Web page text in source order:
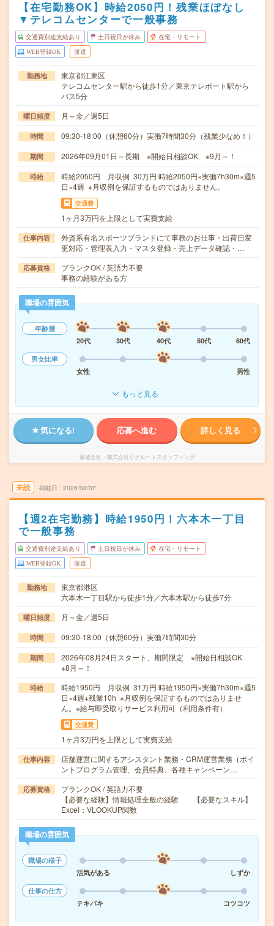
【在宅勤務OK】時給2050円！残業ほぼなし
▼テレコムセンターで一般事務
交通費別途支給あり 土日祝日が休み 在宅・リモート
WEB登録OK 派遣
勤務地
東京都江東区
テレコムセンター駅から徒歩1分／東京テレポート駅から
バス5分
曜日頻度 月～金／週5日
時間 09:30-18:00（休憩60分）実働7時間30分（残業少なめ！）
期間 2026年09月01日～長期 ※開始日相談OK ※9月～！
時給
時給2050円 月収例 30万円 時給2050円×実働7h30m×週5
日×4週 ※月収例を保証するものではありません。
交通費
1ヶ月3万円を上限として実費支給
仕事内容
外資系有名スポーツブランドにて事務のお仕事・出荷日変
更対応・管理表入力・マスタ登録・売上データ確認・…
応募資格
ブランクOK / 英語力不要
事務の経験がある方
職場の雰囲気
年齢層
20代
30代 40代 50代
60代
男女比率
女性
男性
もっと見る
気になる! 応募へ進む 詳しく見る
派遣会社 株式会社リクルートスタッフィング
未読 掲載日 2026/08/07
【週2在宅勤務】時給1950円！六本木一丁目
で一般事務
交通費別途支給あり 土日祝日が休み 在宅・リモート
WEB登録OK 派遣
勤務地
東京都港区
六本木一丁目駅から徒歩1分／六本木駅から徒歩7分
曜日頻度 月～金／週5日
時間 09:30-18:00（休憩60分）実働7時間30分
期間
2026年08月24日スタート、期間限定 ※開始日相談OK
※8月～！
時給
時給1950円 月収例 31万円 時給1950円×実働7h30m×週5
日×4週+残業10h ※月収例を保証するものではありませ
ん。※給与即受取りサービス利用可（利用条件有）
交通費
1ヶ月3万円を上限として実費支給
仕事内容
店舗運営に関するアシスタント業務・CRM運営業務（ポイ
ントプログラム管理、会員特典、各種キャンペーン…
応募資格
ブランクOK / 英語力不要
【必要な経験】情報処理全般の経験 【必要なスキル】
Excel：VLOOKUP関数
職場の雰囲気
職場の様子
活気がある
しずか
仕事の仕方
テキパキ
コツコツ